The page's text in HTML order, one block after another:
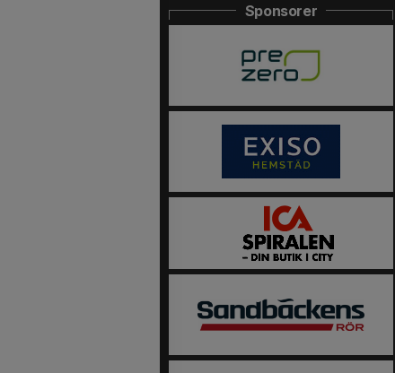
Sponsorer